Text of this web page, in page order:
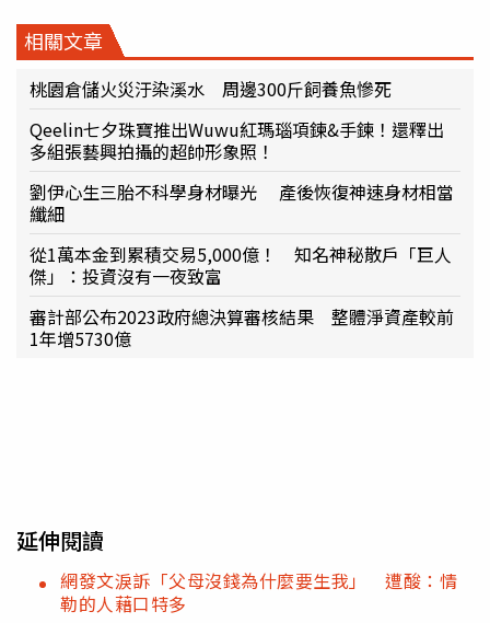
相關文章
桃園倉儲火災汙染溪水 周邊300斤飼養魚慘死
Qeelin七夕珠寶推出Wuwu紅瑪瑙項鍊&手鍊！還釋出
多組張藝興拍攝的超帥形象照！
劉伊心生三胎不科學身材曝光 產後恢復神速身材相當
纖細
從1萬本金到累積交易5,000億！ 知名神秘散戶「巨人
傑」：投資沒有一夜致富
審計部公布2023政府總決算審核結果 整體淨資產較前
1年增5730億
延伸閱讀
網發文淚訴「父母沒錢為什麼要生我」 遭酸：情
勒的人藉口特多